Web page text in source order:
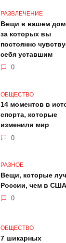
РАЗВЛЕЧЕНИЕ
Вещи в вашем
за которых вы
постоянно
себя уставшим
0
ОБЩЕСТВО
14 моментов в
спорта, которые
изменили мир
0
РАЗНОЕ
Вещи, которые
России, чем в США
0
ОБЩЕСТВО
7 шикарных